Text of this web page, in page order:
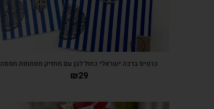
כרטיס ברכה ישראלי כחול לבן עם מחזיק מפתחות חמסה
₪29